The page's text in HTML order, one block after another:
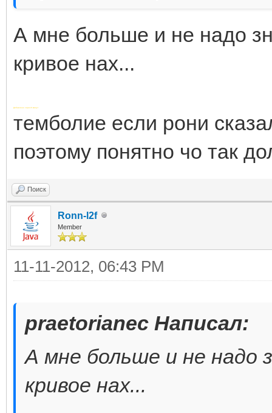
А мне больше и не надо
кривое нах...
Добавлено через 6 минут
темболие если рони
поэтому понятно чо так
Поиск
Ronn-l2f
Member
11-11-2012, 06:43 PM
praetorianec Написал:
А мне больше и не надо
кривое нах...